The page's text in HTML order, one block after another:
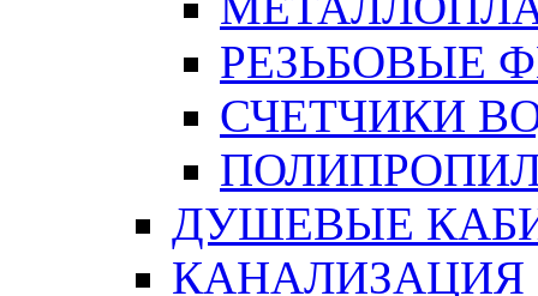
РЕЗЬБОВЫЕ
СЧЕТЧИКИ
ДУШЕВЫЕ
КАНАЛИЗАЦИЯ